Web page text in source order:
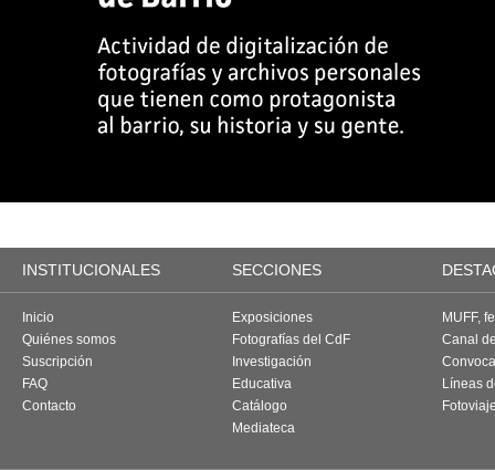
INSTITUCIONALES SECCIONES
Inicio
Quiénes somos
Suscripción
FAQ
Contacto
Exposiciones
Fotografías del CdF
Investigación
Educativa
Catálogo
Mediateca
MUFF,
Canal
Líneas